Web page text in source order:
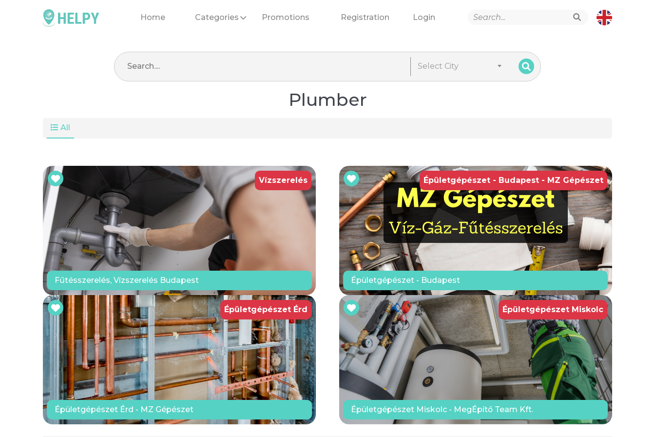
Home Categories Promotions Registration Login
Select City
Plumber
All
Vízszerelés
Fűtésszerelés, Vízszerelés Budapest
Épületgépészet - Budapest - MZ Gépészet
Épületgépészet - Budapest
Épületgépészet Érd
Épületgépészet Érd - MZ Gépészet
Épületgépészet Miskolc
Épületgépészet Miskolc - MegÉpítő Team Kft.